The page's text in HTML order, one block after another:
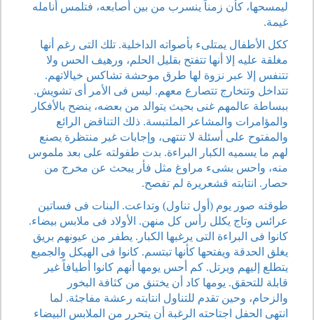
ليمسحها، كأن زمناً ينسرب من بين أصابعه، فتلمس أنامله
غيمة.
ككل الأطفال يمتلىء بأصواته الداخلية. تلك التى رغم أنها
مغلقة عليه إلا أنها تتفتح بقليل الحلم، ورهيف الحس ولا
تتنفس إلا عبر نزوة لها طرق موحشة تشاكس خيالاتهم.
تتداخل وتتخارج تتصارع معهم. ليس فى الأمر أى تشويش.
ببساطة عالمهم غنى بحيث يتوالد من بعضه، ينضح بالأفكار
والمؤامرات والمشاعر الملتبسة. ذلك التناقض الرائع
والمفتوح على أسئلة لا تنتهى، وإجابات غير منتظرة يصنع
لهم ما يسميه الكبار البراءة. بدت طفولته على بعد ملموس
منه، واحس بشىء مراوغ مثل فأر يبحث عن مخرج من
حصار. انتابته قشعريرة لم تفصح.
طوقته صور يوم (أول تناول) وتداعت. البنات فى فساتين
عرائس وتاج يكلل رأس كل منهن. الأولاد فى ملابس بيضاء.
كانوا فى البراءة التى يرغبها الكبار. يطفر من عيونهم بريق
يغلق الحدقة ويفتحها كأنها تبتسم. كانوا فى الهيكل والجميع
يتطلع إليهم ويرتل. كم أحس يومها أنهم كانوا أطيافاً غير
قابلة للتحقق. يومها كاد أن يختنق من كثافة البخور
والزحام، وحين تقدم للتناول انتابته رعشة مفاجئة. لما
انتهى الحفل اجتاحته الرغبة أن يتحرر من الملابس البيضاء